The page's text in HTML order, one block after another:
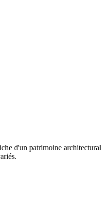
d'un patrimoine architectural